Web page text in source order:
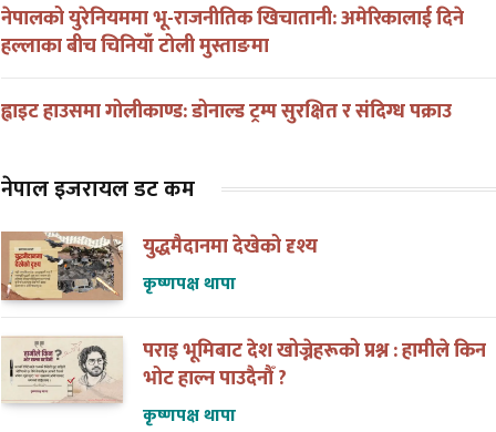
नेपालको युरेनियममा भू-राजनीतिक खिचातानी: अमेरिकालाई दिने
हल्लाका बीच चिनियाँ टोली मुस्ताङमा
ह्वाइट हाउसमा गोलीकाण्ड: डोनाल्ड ट्रम्प सुरक्षित र संदिग्ध पक्राउ
नेपाल इजरायल डट कम
युद्धमैदानमा देखेको दृश्य
कृष्णपक्ष थापा
पराइ भूमिबाट देश खोज्नेहरूको प्रश्न : हामीले किन
भोट हाल्न पाउदैनौँ ?
कृष्णपक्ष थापा